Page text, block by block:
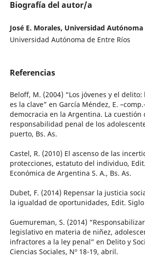
Biografía del autor/a
José E. Morales, Universidad Autónoma
Universidad Autónoma de Entre Ríos
Referencias
Beloff, M. (2004) “Los jóvenes y el
es la clave” en García Méndez, E.
democracia en la Argentina. La cuestión
responsabilidad penal de los
puerto, Bs. As.
Castel, R. (2010) El ascenso de las
protecciones, estatuto del individuo,
Económica de Argentina S. A., Bs. As.
Dubet, F. (2014) Repensar la justicia
la igualdad de oportunidades, Edit. Siglo
Guemureman, S. (2014)
legislativo en materia de niñez,
infractores a la ley penal” en Delito y
Ciencias Sociales, Nº 18-19, abril.